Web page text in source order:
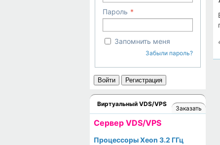
Пароль
Запомнить меня
Забыли пароль?
Войти Регистрация
Виртуальный VDS/VPS
Заказать
Cервер VDS/VPS
Процессоры Xeon 3.2 ГГц